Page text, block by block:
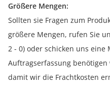
Größere Mengen:
Sollten sie Fragen zum
größere Mengen, rufen Sie
2 - 0) oder schicken uns eine
Auftragserfassung
damit wir die Frachtkosten